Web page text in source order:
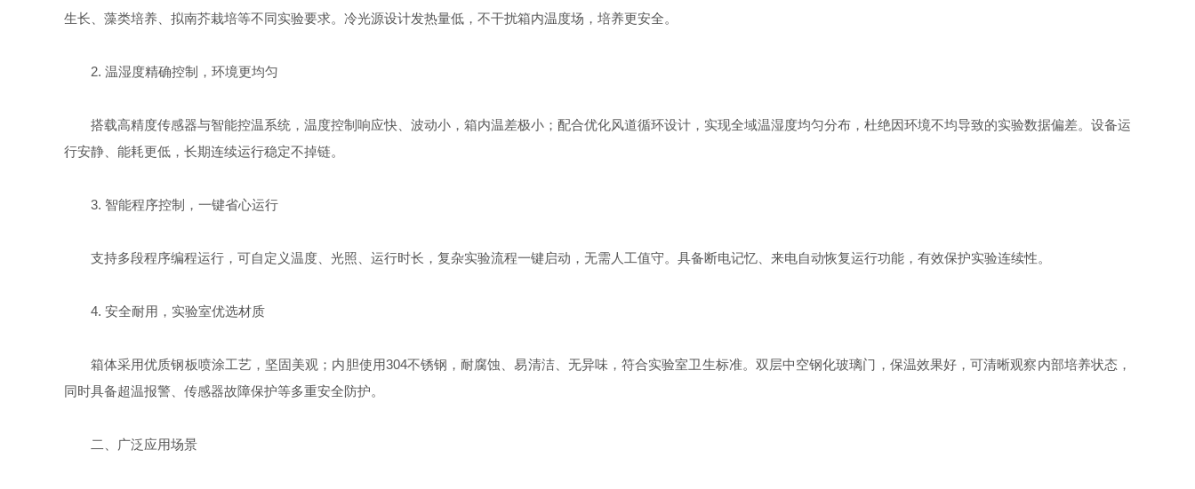
生长、藻类培养、拟南芥栽培等不同实验要求。冷光源设计发热量低，不干扰箱内温度场，培养更安全。
2. 温湿度精确控制，环境更均匀
搭载高精度传感器与智能控温系统，温度控制响应快、波动小，箱内温差极小；配合优化风道循环设计，实现全域温湿度均匀分布，杜绝因环境不均导致的实验数据偏差。设备运
行安静、能耗更低，长期连续运行稳定不掉链。
3. 智能程序控制，一键省心运行
支持多段程序编程运行，可自定义温度、光照、运行时长，复杂实验流程一键启动，无需人工值守。具备断电记忆、来电自动恢复运行功能，有效保护实验连续性。
4. 安全耐用，实验室优选材质
箱体采用优质钢板喷涂工艺，坚固美观；内胆使用304不锈钢，耐腐蚀、易清洁、无异味，符合实验室卫生标准。双层中空钢化玻璃门，保温效果好，可清晰观察内部培养状态，
同时具备超温报警、传感器故障保护等多重安全防护。
二、广泛应用场景